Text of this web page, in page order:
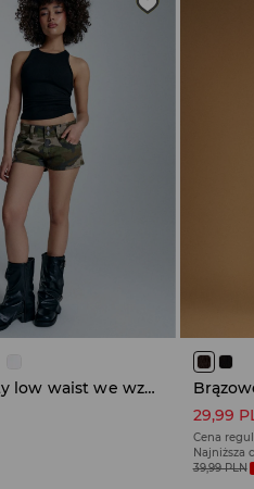
Mikroszorty low waist we wzór camo
29,99
Cena
Najniższa
39,99 PLN